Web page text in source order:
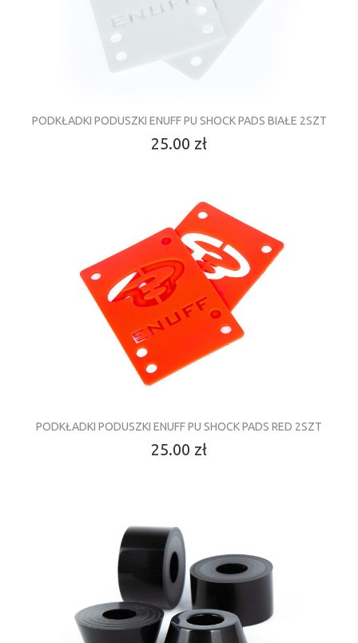
PODKŁADKI PODUSZKI ENUFF PU SHOCK PADS BIAŁE 2SZT
25.00 zł
PODKŁADKI PODUSZKI ENUFF PU SHOCK PADS RED 2SZT
25.00 zł